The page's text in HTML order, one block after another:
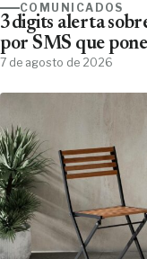
COMUNICADOS
3digits alerta
por SMS que
7 de agosto de 2026